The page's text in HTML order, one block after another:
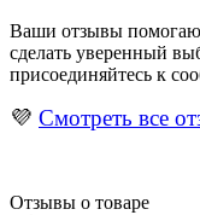
Ваши отзывы
сделать уверенный
присоединяйтесь к
💜 Смотреть все
Отзывы о товаре